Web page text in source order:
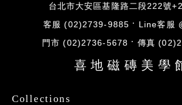
台北市大安區基隆路二段222號
客服 (02)2739-9885 Line客服
門市 (02)2736-5678 傳真
喜地磁磚美學
Collections